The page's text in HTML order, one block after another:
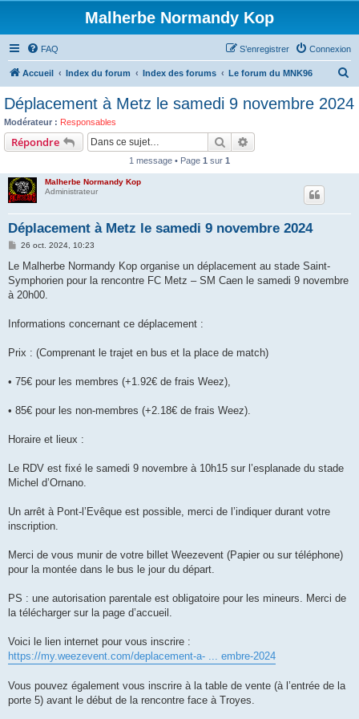
Malherbe Normandy Kop
FAQ Connexion
S’enregistrer
Accueil Index du forum Index des forums Le forum du MNK96
c
Déplacement à Metz le samedi 9 novembre 2024
Modérateur : Responsables
Répondre Rechercher
1 message • Page 1 sur 1
Malherbe Normandy Kop
Administrateur
Déplacement à Metz le samedi 9 novembre 2024
M
s
a
g
26 oct. 2024, 10:23
Le Malherbe Normandy Kop organise un déplacement au stade Saint-
Symphorien pour la rencontre FC Metz – SM Caen le samedi 9 novembre
à 20h00.
Informations concernant ce déplacement :
Prix : (Comprenant le trajet en bus et la place de match)
• 75€ pour les membres (+1.92€ de frais Weez),
• 85€ pour les non-membres (+2.18€ de frais Weez).
Horaire et lieux :
Le RDV est fixé le samedi 9 novembre à 10h15 sur l’esplanade du stade
Michel d’Ornano.
Un arrêt à Pont-l’Evêque est possible, merci de l’indiquer durant votre
inscription.
Merci de vous munir de votre billet Weezevent (Papier ou sur téléphone)
pour la montée dans le bus le jour du départ.
PS : une autorisation parentale est obligatoire pour les mineurs. Merci de
la télécharger sur la page d’accueil.
Voici le lien internet pour vous inscrire :
https://my.weezevent.com/deplacement-a- ... embre-2024
Vous pouvez également vous inscrire à la table de vente (à l’entrée de la
porte 5) avant le début de la rencontre face à Troyes.